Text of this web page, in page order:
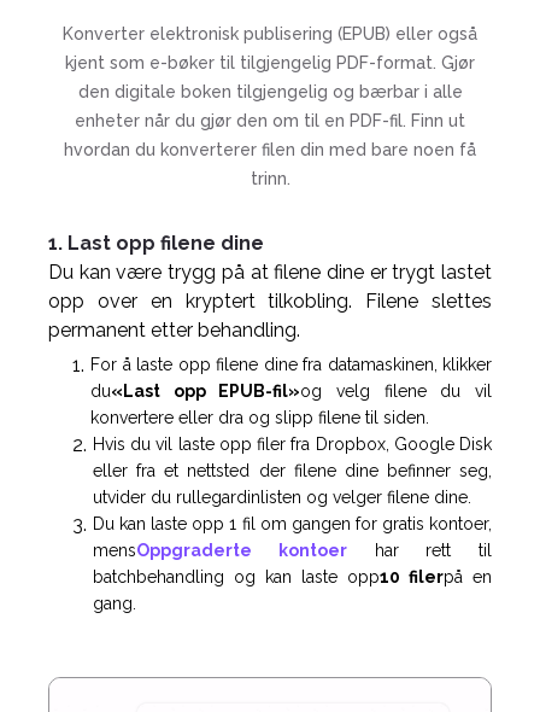
Konverter elektronisk publisering (EPUB) eller også
kjent som e-bøker til tilgjengelig PDF-format. Gjør
den digitale boken tilgjengelig og bærbar i alle
enheter når du gjør den om til en PDF-fil. Finn ut
hvordan du konverterer filen din med bare noen få
trinn.
1. Last opp filene dine
Du kan være trygg på at filene dine er trygt lastet
opp over en kryptert tilkobling. Filene slettes
permanent etter behandling.
For å laste opp filene dine fra datamaskinen, klikker
du«Last opp EPUB-fil»og velg filene du vil
konvertere eller dra og slipp filene til siden.
Hvis du vil laste opp filer fra Dropbox, Google Disk
eller fra et nettsted der filene dine befinner seg,
utvider du rullegardinlisten og velger filene dine.
Du kan laste opp 1 fil om gangen for gratis kontoer,
mensOppgraderte kontoerhar rett til
batchbehandling og kan laste opp10 filerpå en
gang.